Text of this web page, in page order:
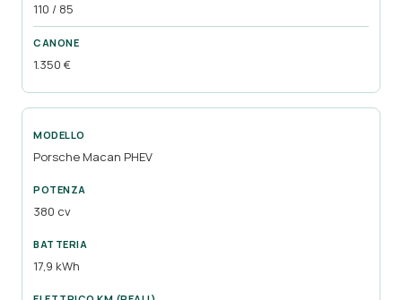
110 / 85
1.350 €
Porsche Macan PHEV
380 cv
17,9 kWh